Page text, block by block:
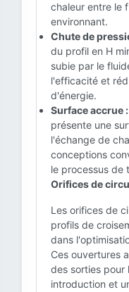
chaleur entre le
environnant.
Chute de
du profil en H
subie par le
l'efficacité et
d'énergie.
Surface accrue :
présente une
l'échange de
conceptions
le processus de
Orifices de
Les orifices de
profils de
dans
Ces ouvertures
des sorties pour
introduction et